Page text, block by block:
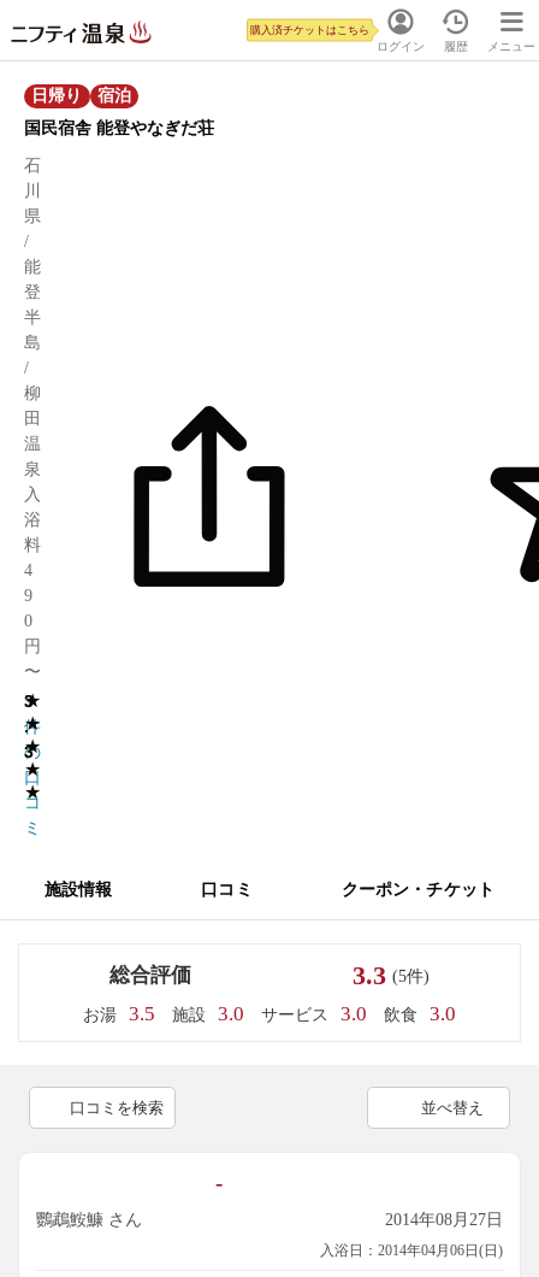
ログイン
購入済チケットはこちら
履歴 メニュー
日帰り
宿泊
国民宿舎 能登やなぎだ荘
石
川
県
/
能
登
半
島
/
柳
田
温
泉
入
浴
料
4
9
0
円
〜
★
★
★
★
★
3
.
3
5
件
の
口
コ
ミ
施設情報 口コミ クーポン・チケット
総合評価 3.3 (5件)
お湯 3.5 施設 3.0 サービス 3.0 飲食 3.0
口コミを検索 並べ替え
-
鸚鵡鮟鱇 さん 2014年08月27日
入浴日：2014年04月06日(日)